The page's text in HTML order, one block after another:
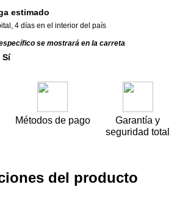
estimado
4 días en el interior del país
se mostrará en la carreta
Sí
Métodos de pago
Garantía y
seguridad total
del producto